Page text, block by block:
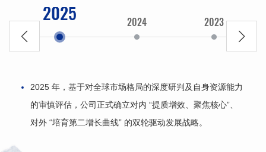
2025 2024 2023
2025 年，基于对全球市场格局的深度研判及自身资源能力
的审慎评估，公司正式确立对内 “提质增效、聚焦核心”、
对外 “培育第二增长曲线” 的双轮驱动发展战略。